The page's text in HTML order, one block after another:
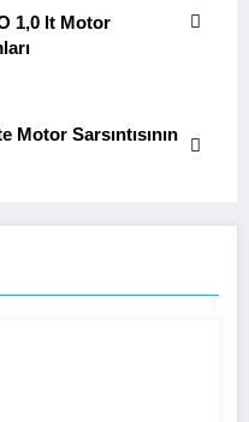
1,0 lt Motor
Sarsıntısının